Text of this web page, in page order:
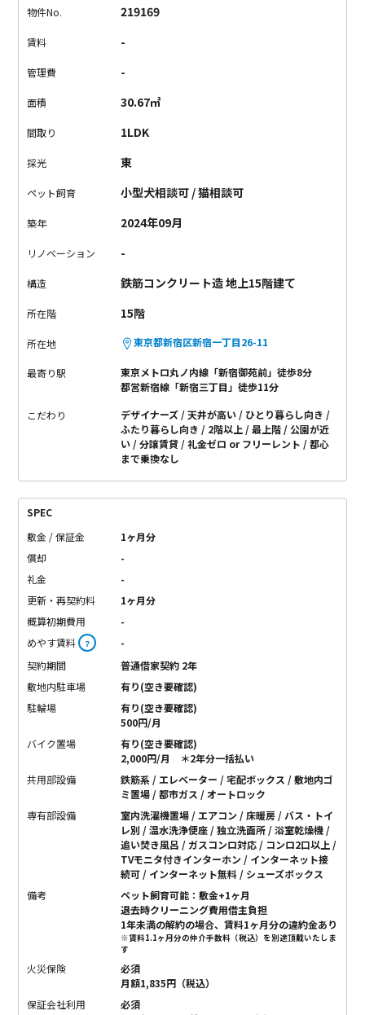
が採用され、アプリや交通系ICカードで玄関の施錠が可能に。
のみ行けるように設定されています。（技術の進歩ってすご
い！）室内設備も大充実。一度味をしめたら他の部屋には住め
ント。
天井が高く、開放感もあります。
て間取りやロフトの位置も異なるので、
と洗練された共用ワークスペースが用意されていました。
っと作業したい、そんな時に大活躍。新宿御苑のあるオシャレ
す。
物件No. 219169
賃料 -
管理費 -
面積 30.67㎡
間取り 1LDK
採光 東
ペット飼育 小型犬相談可 / 猫相談可
築年 2024年09月
リノベーション -
構造 鉄筋コンクリート造 地上15階建て
所在階 15階
所在地 東京都新宿区新宿一丁目26-11
最寄り駅
東京メトロ丸ノ内線「新宿御苑前」徒歩8分
都営新宿線「新宿三丁目」徒歩11分
こだわり デザイナーズ 天井が高い
ひとり暮らし向き
ふたり暮らし向き
2階以上 最上階
公園が近
い
分譲賃貸 礼金ゼロ or フリーレント
都心
まで乗換なし
SPEC
敷金 / 保証金
1ヶ月分
償却
-
礼金
-
更新・再契約料
1ヶ月分
概算初期費用
-
めやす賃料 ？
-
契約期間
普通借家契約 2年
敷地内駐車場
有り(空き要確認)
駐輪場
有り(空き要確認)
500円/月
バイク置場
有り(空き要確認)
2,000円/月 ＊2年分一括払い
共用部設備
鉄筋系 / エレベーター / 宅配ボックス / 敷地内ゴ
ミ置場 / 都市ガス / オートロック
専有部設備
室内洗濯機置場 / エアコン / 床暖房 / バス・トイ
レ別 / 温水洗浄便座 / 独立洗面所 / 浴室乾燥機 /
追い焚き風呂 / ガスコンロ対応 / コンロ2口以上 /
TVモニタ付きインターホン / インターネット接
続可 / インターネット無料 / シューズボックス
備考
ペット飼育可能：敷金+1ヶ月
退去時クリーニング費用借主負担
1年未満の解約の場合、賃料1ヶ月分の違約金あり
※賃料1.1ヶ月分の仲介手数料（税込）を別途頂戴いたしま
す
火災保険
必須
月額1,835円（税込）
保証会社利用
必須